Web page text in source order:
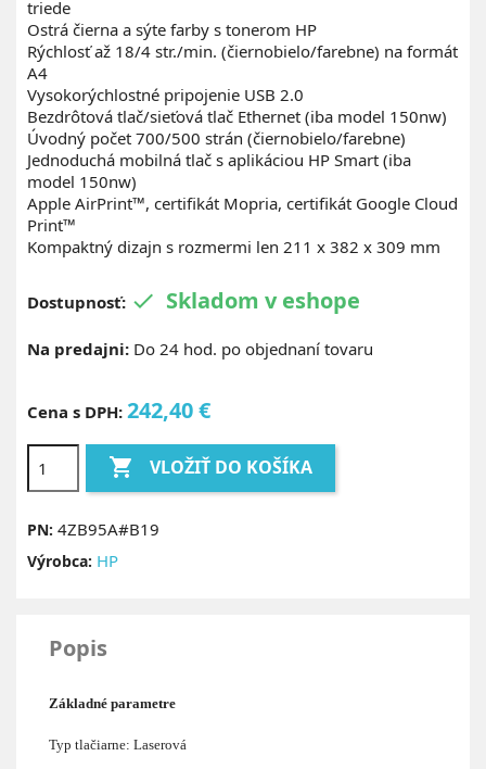
triede
Ostrá čierna a sýte farby s tonerom HP
Rýchlosť až 18/4 str./min. (čiernobielo/farebne) na formát
A4
Vysokorýchlostné pripojenie USB 2.0
Bezdrôtová tlač/sieťová tlač Ethernet (iba model 150nw)
Úvodný počet 700/500 strán (čiernobielo/farebne)
Jednoduchá mobilná tlač s aplikáciou HP Smart (iba
model 150nw)
Apple AirPrint™, certifikát Mopria, certifikát Google Cloud
Print™
Kompaktný dizajn s rozmermi len 211 x 382 x 309 mm
Dostupnosť:  Skladom v eshope
Na predajni: Do 24 hod. po objednaní tovaru
Cena s DPH: 242,40 €
 VLOŽIŤ DO KOŠÍKA
PN: 4ZB95A#B19
Výrobca: HP
Popis
Základné parametre
Typ tlačiarne: Laserová